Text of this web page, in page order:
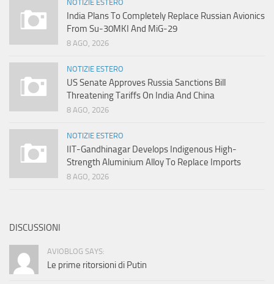
NOTIZIE ESTERO
India Plans To Completely Replace Russian Avionics
From Su-30MKI And MiG-29
8 AGO, 2026
NOTIZIE ESTERO
US Senate Approves Russia Sanctions Bill
Threatening Tariffs On India And China
8 AGO, 2026
NOTIZIE ESTERO
IIT-Gandhinagar Develops Indigenous High-
Strength Aluminium Alloy To Replace Imports
8 AGO, 2026
DISCUSSIONI
AVIOBLOG SAYS:
Le prime ritorsioni di Putin